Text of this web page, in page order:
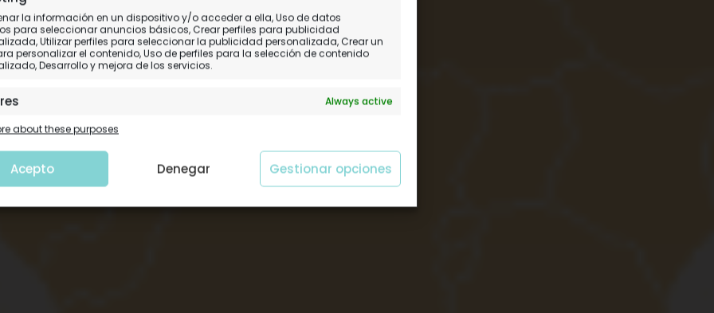
la información en un dispositivo y/o acceder a ella, Uso de datos
para seleccionar anuncios básicos, Crear perfiles para publicidad
Utilizar perfiles para seleccionar la publicidad personalizada, Crear un
personalizar el contenido, Uso de perfiles para la selección de contenido
Desarrollo y mejora de los servicios.
Always active
Vincular diferentes dispositivos, Identificación de
la seguridad, evitar y detectar fraudes, y
fallos, Ofrecer y presentar publicidad y Always active
about these purposes
Acepto Denegar Gestionar opciones